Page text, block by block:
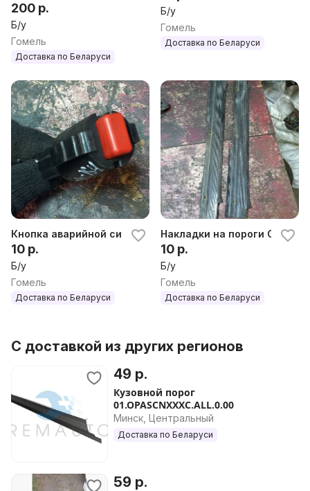
200 р.
Б/у
Гомель
Доставка по Беларуси
Б/у
Гомель
Доставка по Беларуси
Кнопка аварийной сигнализации Opel Ascona C
10 р.
Б/у
Гомель
Доставка по Беларуси
Накладки на пороги Opel
10 р.
Б/у
Гомель
Доставка по Беларуси
С доставкой из других регионов
49 р.
Кузовной порог
01.OPASCNXXXC.ALL.0.00
Минск, Центральный
Доставка по Беларуси
59 р.